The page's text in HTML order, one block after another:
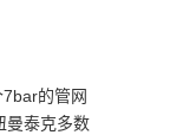
的管网
曼泰克多数